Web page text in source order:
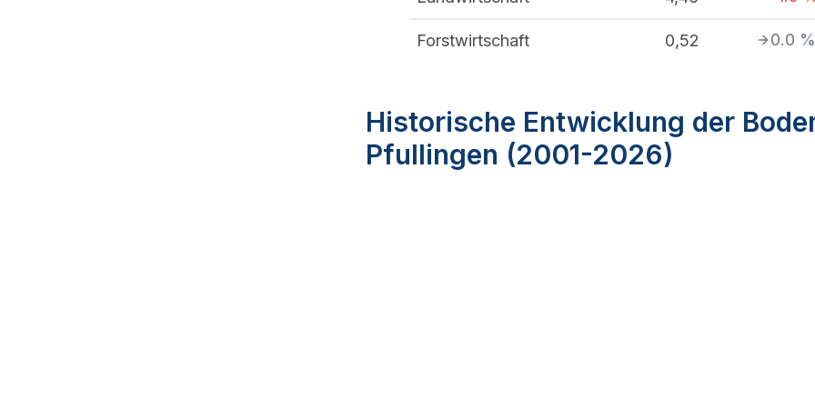
Forstwirtschaft 0,52 0.0 %
Historische Entwicklung der
Pfullingen (2001-2026)